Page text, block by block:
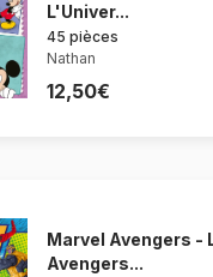
L'Univer...
45 pièces
Nathan
12,50€
Marvel Avengers -
Avengers...